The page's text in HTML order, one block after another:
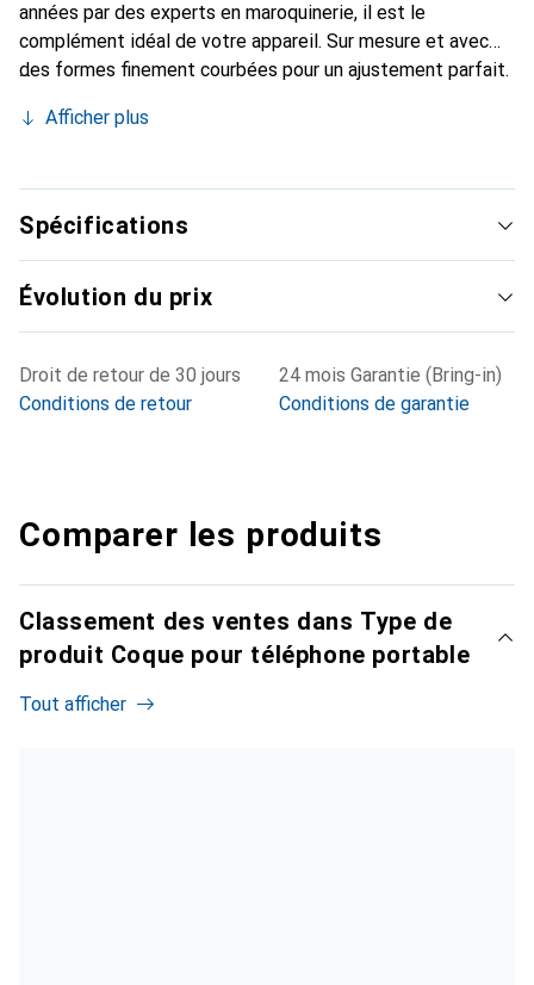
années par des experts en maroquinerie, il est le
complément idéal de votre appareil. Sur mesure et avec
des formes finement courbées pour un ajustement parfait.
smartphone. La marque Noreve est reconnue
reste toujours un excellent choix pour le client exigeant.
Afficher plus
Spécifications
Évolution du prix
Droit de retour de 30 jours
Conditions de retour
24 mois Garantie (Bring-in)
Conditions de garantie
Comparer les produits
Classement des ventes dans Type de
produit Coque pour téléphone portable
Tout afficher